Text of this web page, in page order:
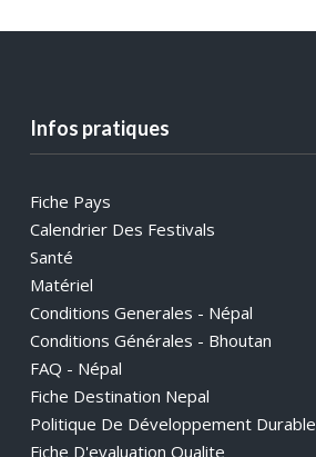
Infos pratiques
Fiche Pays
Calendrier Des Festivals
Santé
Matériel
Conditions Generales - Népal
Conditions Générales - Bhoutan
FAQ - Népal
Fiche Destination Nepal
Politique De Développement Durable
Fiche D'evaluation Qualite